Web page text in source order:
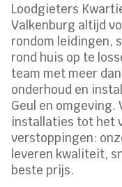
Loodgieters
Valkenburg altijd
rondom leidingen,
rond huis op te
team met meer
onderhoud en
Geul en omgeving.
installaties tot het
verstoppingen:
leveren kwaliteit,
beste prijs.